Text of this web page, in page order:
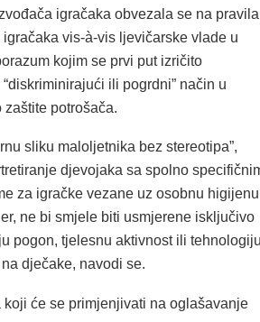
igračaka obvezala se na pravila
vis-à-vis ljevičarske vlade u
kojim se prvi put izričito
ili pogrdni” način u
potrošača.
sliku maloljetnika bez stereotipa”,
djevojaka sa spolno
za igračke vezane uz osobnu
ne bi smjele biti usmjerene isključivo
pogon, tjelesnu aktivnost ili
dječake, navodi se.
će se primjenjivati ​​na oglašavanje